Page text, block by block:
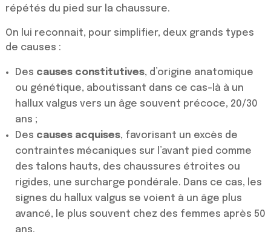
répétés du pied sur la chaussure.
On lui reconnait, pour simplifier, deux grands types
de causes :
Des causes constitutives, d’origine anatomique
ou génétique, aboutissant dans ce cas-là à un
hallux valgus vers un âge souvent précoce, 20/30
ans ;
Des causes acquises, favorisant un excès de
contraintes mécaniques sur l’avant pied comme
des talons hauts, des chaussures étroites ou
rigides, une surcharge pondérale. Dans ce cas, les
signes du hallux valgus se voient à un âge plus
avancé, le plus souvent chez des femmes après 50
ans.